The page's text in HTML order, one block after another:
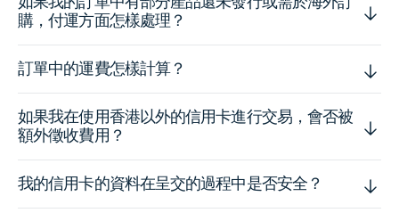
購，付運方面怎樣處理？
訂單中的運費怎樣計算？
如果我在使用香港以外的信用卡進行交易，會否被
額外徵收費用？
我的信用卡的資料在呈交的過程中是否安全？